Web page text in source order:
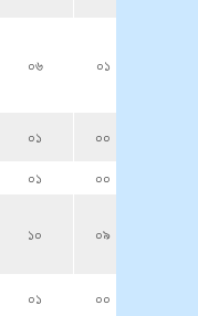
০৬ ০১
০১ ০০
০১ ০০
১০ ০৯
০১ ০০